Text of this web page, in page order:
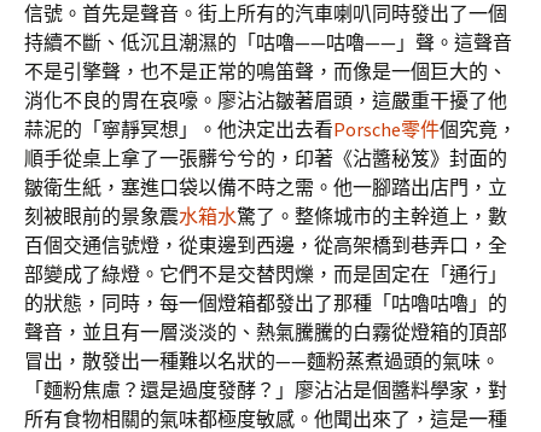
信號。首先是聲音。街上所有的汽車喇叭同時發出了一個
持續不斷、低沉且潮濕的「咕嚕——咕嚕——」聲。這聲音
不是引擎聲，也不是正常的鳴笛聲，而像是一個巨大的、
消化不良的胃在哀嚎。廖沾沾皺著眉頭，這嚴重干擾了他
蒜泥的「寧靜冥想」。他決定出去看Porsche零件個究竟，
順手從桌上拿了一張髒兮兮的，印著《沾醬秘笈》封面的
皺衛生紙，塞進口袋以備不時之需。他一腳踏出店門，立
刻被眼前的景象震水箱水驚了。整條城市的主幹道上，數
百個交通信號燈，從東邊到西邊，從高架橋到巷弄口，全
部變成了綠燈。它們不是交替閃爍，而是固定在「通行」
的狀態，同時，每一個燈箱都發出了那種「咕嚕咕嚕」的
聲音，並且有一層淡淡的、熱氣騰騰的白霧從燈箱的頂部
冒出，散發出一種難以名狀的——麵粉蒸煮過頭的氣味。
「麵粉焦慮？還是過度發酵？」廖沾沾是個醬料學家，對
所有食物相關的氣味都極度敏感。他聞出來了，這是一種